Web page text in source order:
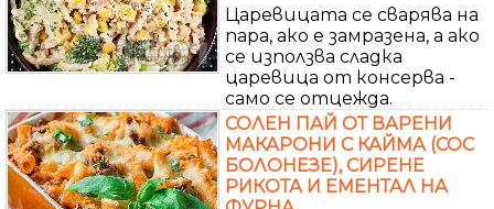
Царевицата се сварява на
пара, ако е замразена, а ако
се използва сладка
царевица от консерва -
само се отцежда.
СОЛЕН ПАЙ ОТ ВАРЕНИ
МАКАРОНИ С КАЙМА (СОС
БОЛОНЕЗЕ), СИРЕНЕ
РИКОТА И ЕМЕНТАЛ НА